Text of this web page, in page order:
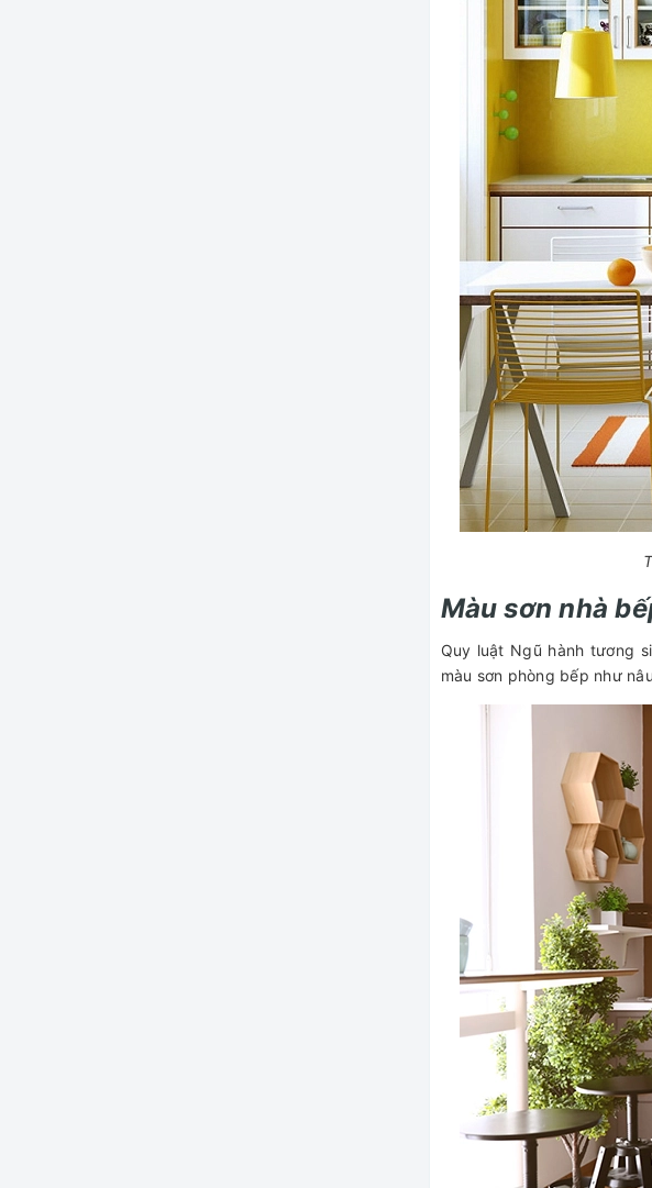
Màu sơn nhà
Quy luật Ngũ hành tương
màu sơn phòng bếp như